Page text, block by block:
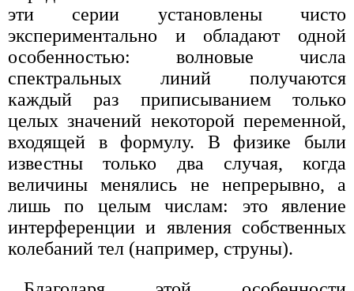
эти серии установлены чисто
экспериментально и обладают одной
особенностью: волновые числа
спектральных линий получаются
каждый раз приписыванием только
целых значений некоторой переменной,
входящей в формулу. В физике были
известны только два случая, когда
величины менялись не непрерывно, а
лишь по целым числам: это явление
интерференции и явления собственных
колебаний тел (например, струны).